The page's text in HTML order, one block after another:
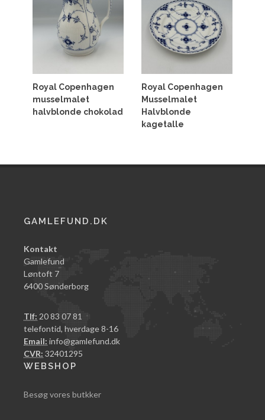
Royal Copenhagen
musselmalet
halvblonde chokolad
Royal Copenhagen
Musselmalet
Halvblonde
kagetalle
GAMLEFUND.DK
Kontakt
Gamlefund
Løntoft 7
6400 Sønderborg
Tlf: 20 83 07 81
telefontid, hverdage 8-16
Email: info@gamlefund.dk
CVR: 32401295
WEBSHOP
Besøg vores butkker